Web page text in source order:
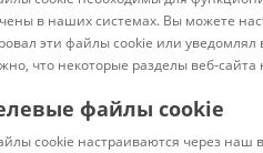
в наших системах. Вы можете
эти файлы cookie или уведомлял
что некоторые разделы веб-сайта
файлы cookie
cookie настраиваются через